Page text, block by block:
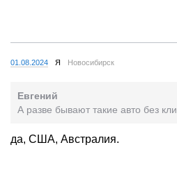
01.08.2024 Я Новосибирск
Евгений
А разве бывают такие авто без
да, США, Австралия.